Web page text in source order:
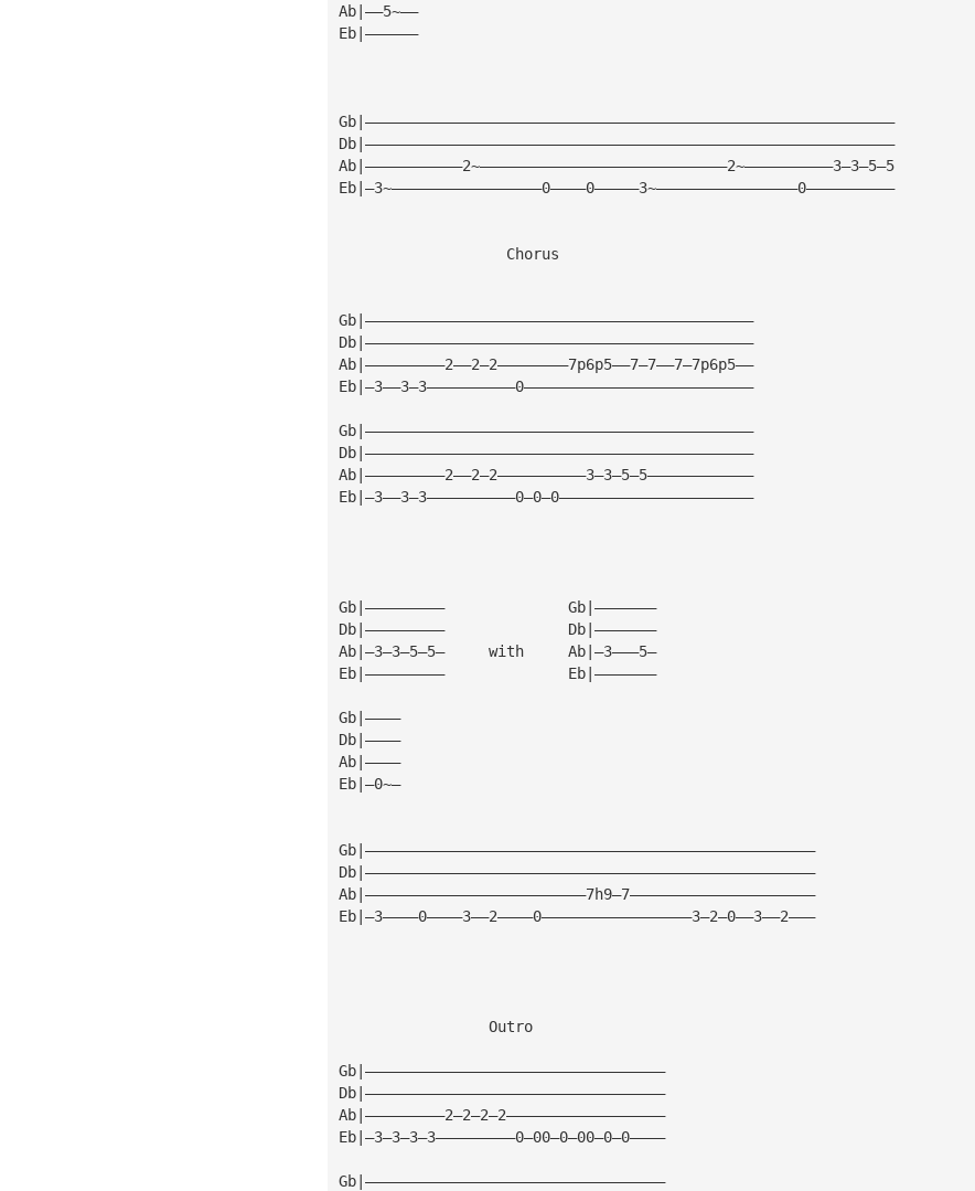
Ab|——5~——
Eb|——————
Gb|————————————————————————————————————————————————————————————
Db|————————————————————————————————————————————————————————————
Ab|———————————2~————————————————————————————2~——————————3—3—5—5
Eb|—3~—————————————————0————0—————3~————————————————0——————————
                   Chorus
Gb|————————————————————————————————————————————
Db|————————————————————————————————————————————
Ab|—————————2——2—2————————7p6p5——7—7——7—7p6p5——
Eb|—3——3—3——————————0——————————————————————————
Gb|————————————————————————————————————————————
Db|————————————————————————————————————————————
Ab|—————————2——2—2——————————3—3—5—5————————————
Eb|—3——3—3——————————0—0—0——————————————————————
Gb|—————————              Gb|———————
Db|—————————              Db|———————
Ab|—3—3—5—5—     with     Ab|—3———5—
Eb|—————————              Eb|———————
Gb|————
Db|————
Ab|————
Eb|—0~—
Gb|———————————————————————————————————————————————————
Db|———————————————————————————————————————————————————
Ab|—————————————————————————7h9—7—————————————————————
Eb|—3————0————3——2————0—————————————————3—2—0——3——2———
                 Outro
Gb|——————————————————————————————————
Db|——————————————————————————————————
Ab|—————————2—2—2—2——————————————————
Eb|—3—3—3—3—————————0—00—0—00—0—0————
Gb|——————————————————————————————————